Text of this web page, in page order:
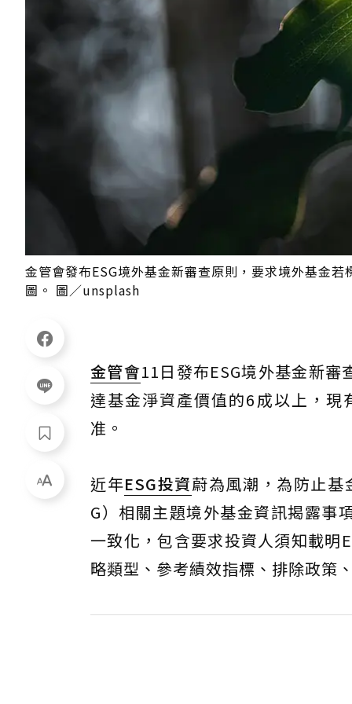
金管會發布ESG境外基金新審查原則，要求境外基金
圖。 圖／unsplash
金管會11日發布ESG境外基金新
達基金淨資產價值的6成以上，現
准。
近年ESG投資蔚為風潮，為防止
G）相關主題境外基金資訊揭露事
一致化，包含要求投資人須知載明
略類型、參考績效指標、排除政策